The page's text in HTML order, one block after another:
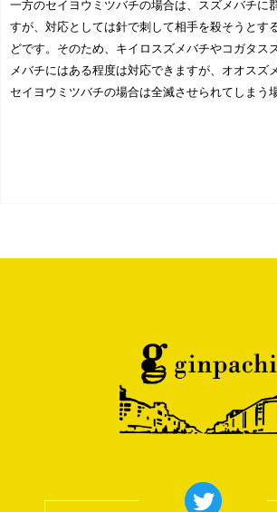
一方のセイヨウミツバチの場合は、スズメバチに
すが、対応としては針で刺して相手を殺そうとす
どです。そのため、キイロスズメバチやコガタス
メバチにはある程度は対応できますが、オオスズ
セイヨウミツバチの場合は全滅させられてしまう